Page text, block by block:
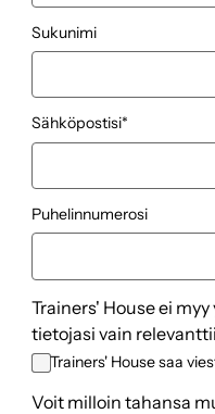
Sukunimi
Sähköpostisi*
Puhelinnumerosi
Trainers' House ei
tietojasi vain
Trainers' House saa
Voit milloin tahansa